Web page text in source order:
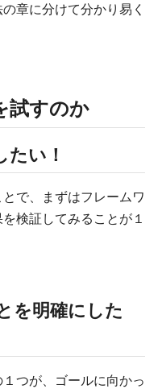
章に分けて分かり易く
試すのか
たい！
で、まずはフレームワ
検証してみることが１
を明確にした
つが、ゴールに向かっ